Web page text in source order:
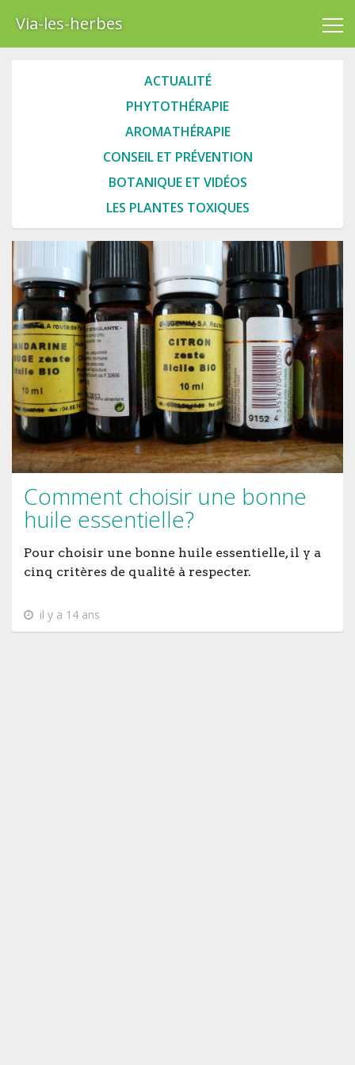
Via-les-herbes
ACTUALITÉ
PHYTOTHÉRAPIE
AROMATHÉRAPIE
CONSEIL ET PRÉVENTION
BOTANIQUE ET VIDÉOS
LES PLANTES TOXIQUES
Comment choisir une bonne
huile essentielle?
Pour choisir une bonne huile essentielle, il y a
cinq critères de qualité à respecter.
il y a 14 ans